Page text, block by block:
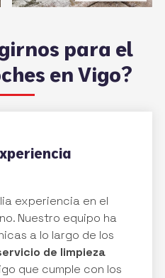
para el
en Vigo?
experiencia en el
Nuestro equipo ha
a lo largo de los
de limpieza
que cumple con los